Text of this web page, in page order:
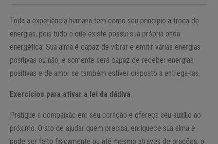
Toda a experiência humana tem como seu princípio a troca de
energias, pois tudo o que existe possui sua própria onda
energética. Sua alma é capaz de vibrar e emitir várias energias
positivas ou não, e somente será capaz de receber energias
positivas e de amor se também estiver disposto a entrega-las.
Exercícios para ativar a lei da dádiva
Pratique a compaixão em seu coração e ofereça seu auxílio ao
próximo. O ato de ajudar quem precisa, enriquece sua alma e
pode ser feito fisicamente ou até mesmo através de orações; o